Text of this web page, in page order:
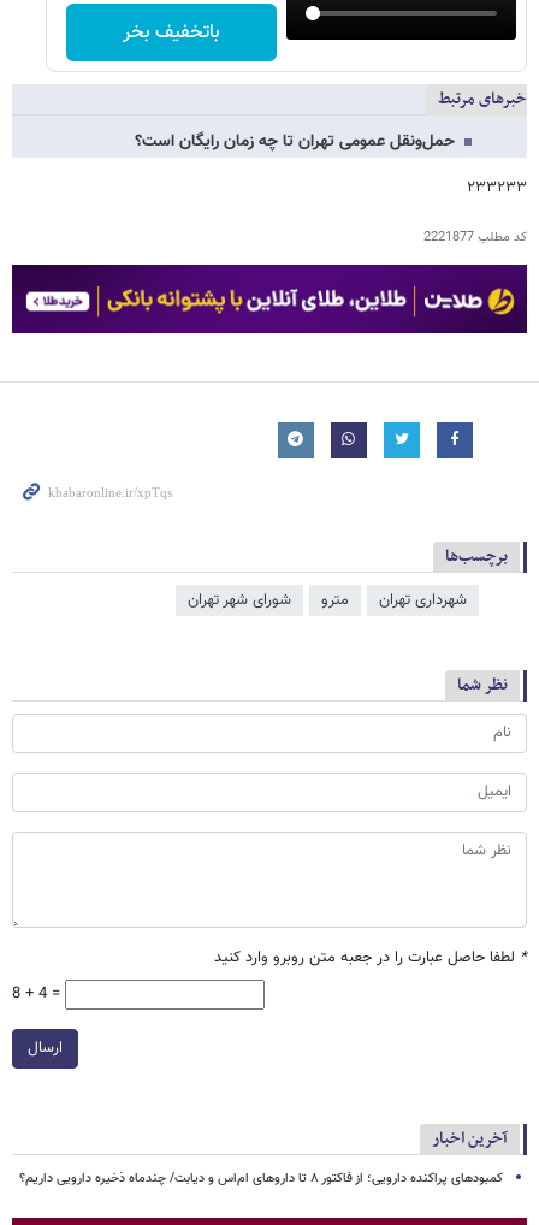
باتخفیف بخر
خبرهای مرتبط
حمل‌ونقل عمومی تهران تا چه زمان رایگان است؟
۲۳۳۲۳۳
کد مطلب2221877
برچسب‌ها
شهرداری تهران مترو شورای شهر تهران
نظر شما
* لطفا حاصل عبارت را در جعبه متن روبرو وارد کنید
8 + 4 =
ارسال
آخرین اخبار
کمبودهای پراکنده دارویی؛ از فاکتور ۸ تا داروهای ام‌اس و دیابت/ چندماه ذخیره دارویی داریم؟